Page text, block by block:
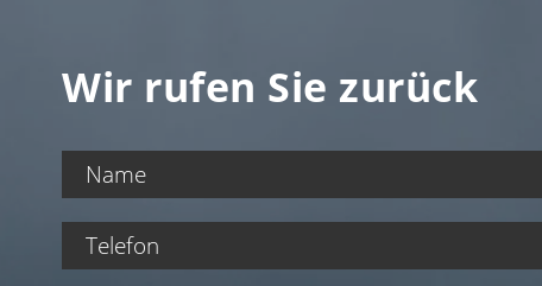
Wir rufen Sie zurück